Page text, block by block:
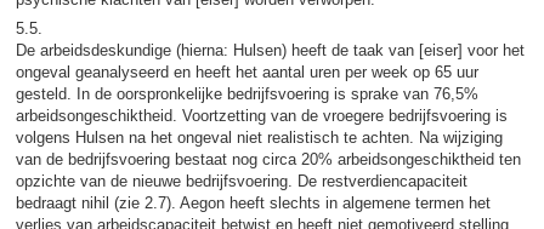
5.5.
De arbeidsdeskundige (hierna: Hulsen) heeft de taak van [eiser] voor het
ongeval geanalyseerd en heeft het aantal uren per week op 65 uur
gesteld. In de oorspronkelijke bedrijfsvoering is sprake van 76,5%
arbeidsongeschiktheid. Voortzetting van de vroegere bedrijfsvoering is
volgens Hulsen na het ongeval niet realistisch te achten. Na wijziging
van de bedrijfsvoering bestaat nog circa 20% arbeidsongeschiktheid ten
opzichte van de nieuwe bedrijfsvoering. De restverdiencapaciteit
bedraagt nihil (zie 2.7). Aegon heeft slechts in algemene termen het
verlies van arbeidscapaciteit betwist en heeft niet gemotiveerd stelling